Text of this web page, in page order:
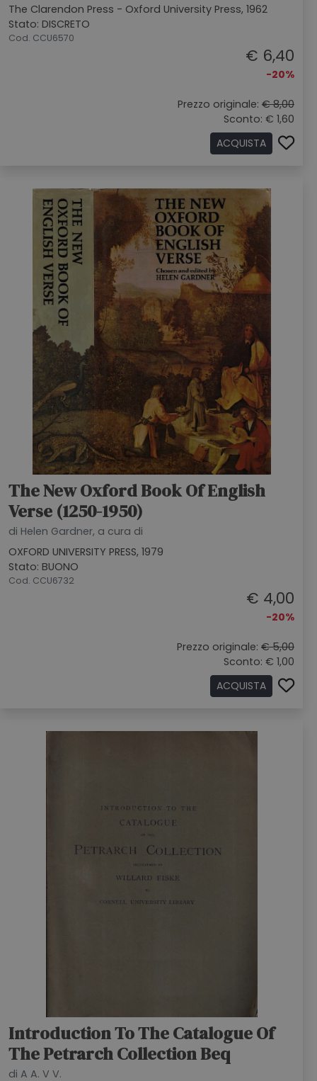
The Clarendon Press - Oxford University Press, 1962
Stato: DISCRETO
Cod. CCU6570
€ 6,40
-20%
Prezzo originale: € 8,00
Sconto: € 1,60
ACQUISTA
The New Oxford Book Of English
Verse (1250-1950)
di Helen Gardner, a cura di
OXFORD UNIVERSITY PRESS, 1979
Stato: BUONO
Cod. CCU6732
€ 4,00
-20%
Prezzo originale: € 5,00
Sconto: € 1,00
ACQUISTA
Introduction To The Catalogue Of
The Petrarch Collection Beq
di A A. V V.